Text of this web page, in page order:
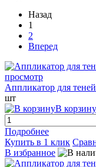
Назад
1
2
Вперед
просмотр
Аппликатор для
шт
В корзину
Подробнее
Купить в 1 клик
В избранное